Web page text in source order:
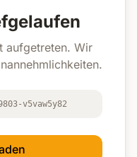
aufgetreten. Wir
v5vaw5y82